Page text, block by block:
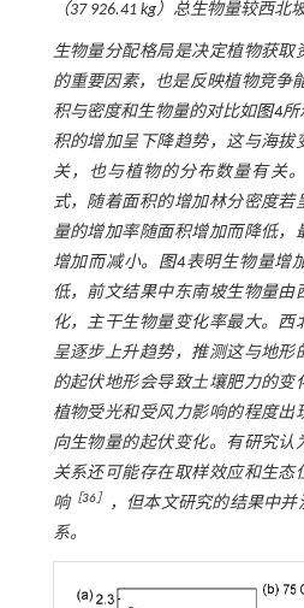
（37 926.41 kg）总生物量较西北
生物量分配格局是决定植物获取
的重要因素，也是反映植物竞争
积与密度和生物量的对比如图4所
积的增加呈下降趋势，这与海拔
关，也与植物的分布数量有关
式，随着面积的增加林分密度若
量的增加率随面积增加而降低，
增加而减小。 图4表明生物量增
低，前文结果中东南坡生物量由
化，主干生物量变化率最大。西
呈逐步上升趋势，推测这与地形
的起伏地形会导致土壤肥力的变
植物受光和受风力影响的程度出
向生物量的起伏变化。有研究认
关系还可能存在取样效应和生态
响［36］
，但本文研究的结果中
系。